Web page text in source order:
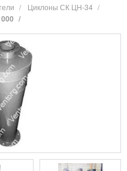
Циклоны СК ЦН-34